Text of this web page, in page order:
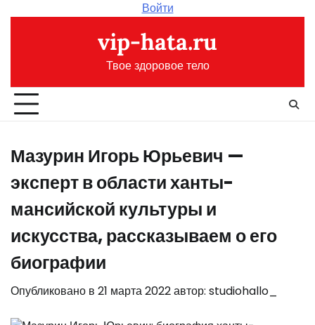
Войти
vip-hata.ru
Твое здоровое тело
Мазурин Игорь Юрьевич —
эксперт в области ханты-
мансийской культуры и
искусства, рассказываем о его
биографии
Опубликовано в 21 марта 2022автор: studiohallo_